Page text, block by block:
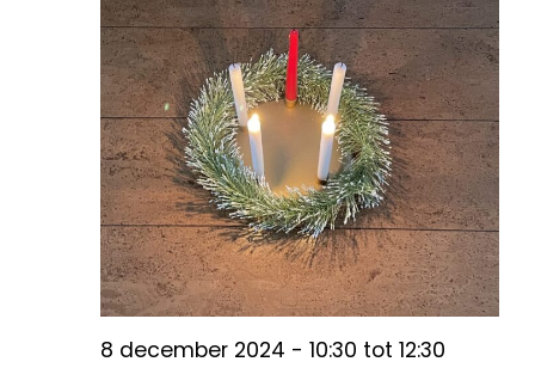
8 december 2024 - 10:30 tot 12:30